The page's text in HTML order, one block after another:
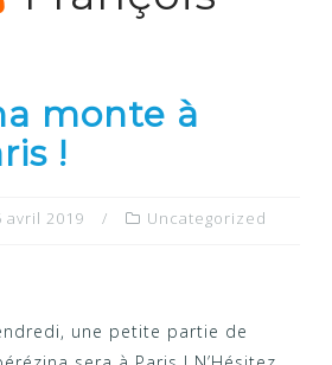
monte à
!
avril 2019 Uncategorized
une petite partie de